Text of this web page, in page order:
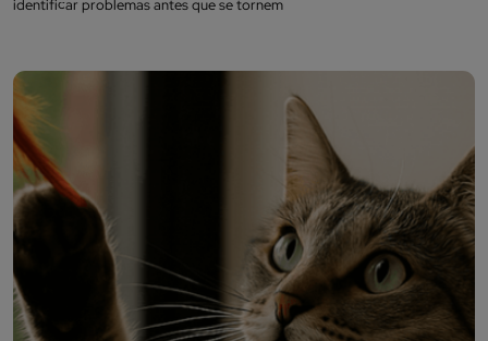
identificar problemas antes que se tornem